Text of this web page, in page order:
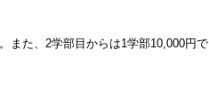
また、2学部目からは1学部10,000円で